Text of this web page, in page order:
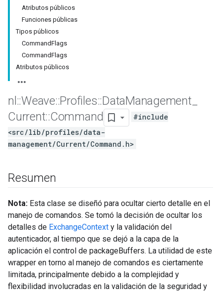
Atributos públicos
Funciones públicas
Tipos públicos
CommandFlags
CommandFlags
Atributos públicos
nl ::Weave::Profiles::DataManagement
Current::Command
#include
<src/lib/profiles/data-
management/Current/Command.h>
Resumen
Nota: Esta clase se diseñó para ocultar cierto detalle en el
manejo de comandos. Se tomó la decisión de ocultar los
detalles de ExchangeContext y la validación del
autenticador, al tiempo que se dejó a la capa de la
aplicación el control de packageBuffers. La utilidad de este
wrapper en torno al manejo de comandos es ciertamente
limitada, principalmente debido a la complejidad y
flexibilidad involucradas en la validación de la seguridad y